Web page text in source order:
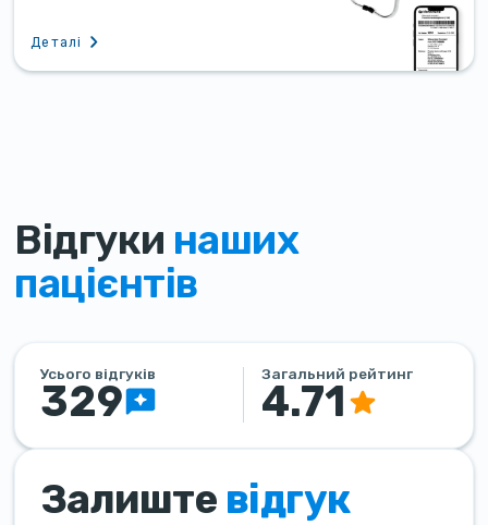
Деталі
Відгуки наших
пацієнтів
Усього відгуків
329
Загальний рейтинг
4.71
Залиште відгук